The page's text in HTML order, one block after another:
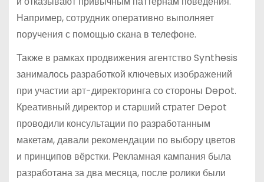
Например, сотрудник оперативно выполняет
поручения с помощью скана в телефоне.
Также в рамках продвижения агентство Synthesis
занималось разработкой ключевых изображений
при участии арт-директоринга со стороны Depot.
Креативный директор и старший стратег Depot
проводили консультации по разработанным
макетам, давали рекомендации по выбору цветов
и принципов вёрстки. Рекламная кампания была
разработана за два месяца, после ролики были